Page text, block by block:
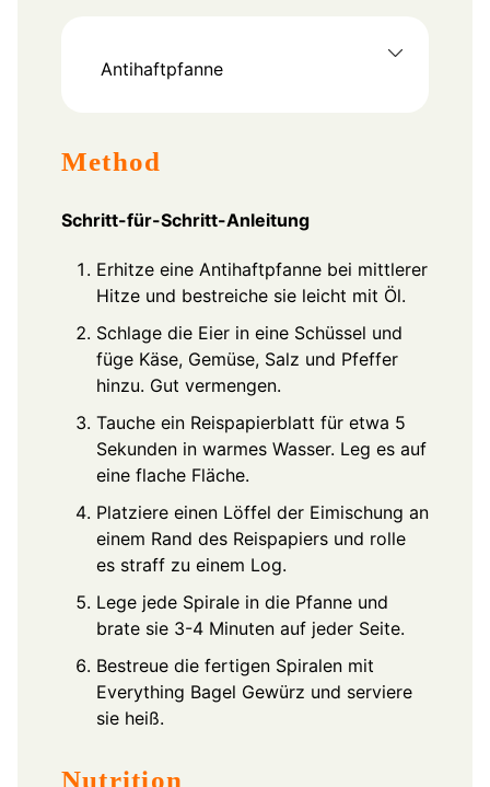
Antihaftpfanne
Method
Schritt-für-Schritt-Anleitung
Erhitze eine Antihaftpfanne bei mittlerer
Hitze und bestreiche sie leicht mit Öl.
Schlage die Eier in eine Schüssel und
füge Käse, Gemüse, Salz und Pfeffer
hinzu. Gut vermengen.
Tauche ein Reispapierblatt für etwa 5
Sekunden in warmes Wasser. Leg es auf
eine flache Fläche.
Platziere einen Löffel der Eimischung an
einem Rand des Reispapiers und rolle
es straff zu einem Log.
Lege jede Spirale in die Pfanne und
brate sie 3-4 Minuten auf jeder Seite.
Bestreue die fertigen Spiralen mit
Everything Bagel Gewürz und serviere
sie heiß.
Nutrition